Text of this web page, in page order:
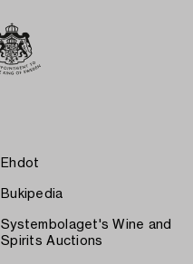
Ehdot
Bukipedia
Systembolaget's Wine and
Spirits Auctions